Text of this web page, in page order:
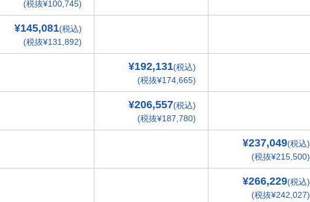
(税抜¥100,745)
¥145,081(税込)
(税抜¥131,892)
¥192,131(税込)
(税抜¥174,665)
¥206,557(税込)
(税抜¥187,780)
¥237,049(税込)
(税抜¥215,500)
¥266,229(税込)
(税抜¥242,027)